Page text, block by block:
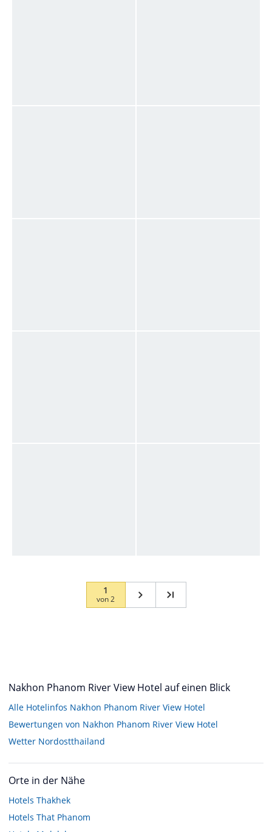
1
von2
Nakhon Phanom River View Hotel auf einen Blick
Alle Hotelinfos Nakhon Phanom River View Hotel
Bewertungen von Nakhon Phanom River View Hotel
Wetter Nordostthailand
Orte in der Nähe
Hotels Thakhek
Hotels That Phanom